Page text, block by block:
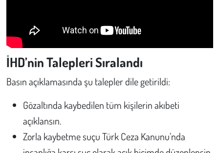
İHD’nin Talepleri Sıralandı
Basın açıklamasında şu talepler dile getirildi:
Gözaltında kaybedilen tüm kişilerin akıbeti
açıklansın.
Zorla kaybetme suçu Türk Ceza Kanunu’nda